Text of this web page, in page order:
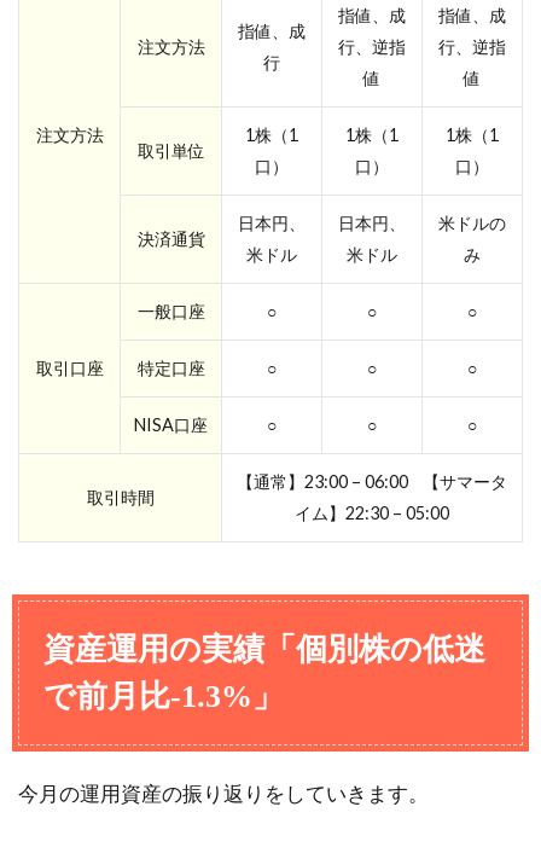
注文方法
注文方法
指値、成
行
指値、成
行、逆指
値
指値、成
行、逆指
値
取引単位
1株（1
口）
1株（1
口）
1株（1
口）
決済通貨
日本円、
米ドル
日本円、
米ドル
米ドルの
み
取引口座
一般口座 ○ ○ ○
特定口座 ○ ○ ○
NISA口座 ○ ○ ○
取引時間
【通常】23:00 – 06:00 【サマータ
イム】22:30 – 05:00
資産運用の実績「個別株の低迷
で前月比-1.3%」
今月の運用資産の振り返りをしていきます。